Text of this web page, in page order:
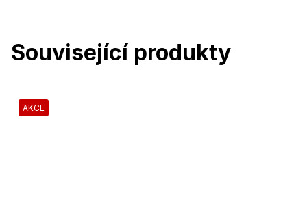
Související produkty
AKCE